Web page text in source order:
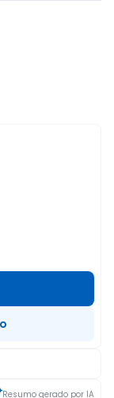
Resumo gerado por IA